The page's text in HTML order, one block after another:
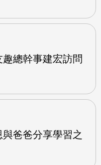
總幹事建宏訪問
爸爸分享學習之